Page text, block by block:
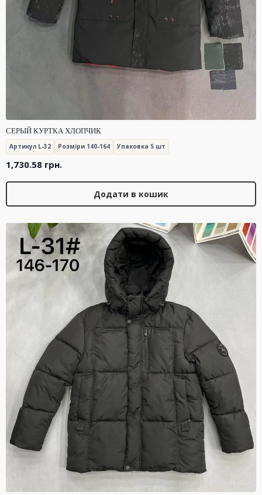
СЕРЫЙ КУРТКА ХЛОПЧИК
Артикул L-32 Розміри 140-164 Упаковка 5 шт
1,730.58 грн.
Додати в кошик